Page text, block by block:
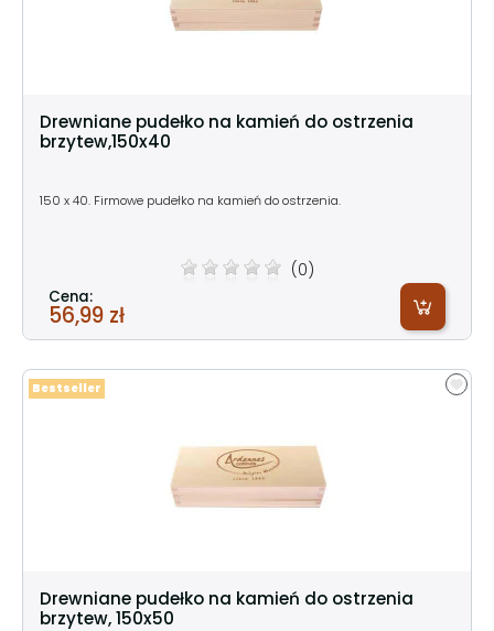
Drewniane pudełko na kamień do ostrzenia
brzytew,150x40
150 x 40. Firmowe pudełko na kamień do ostrzenia.
(0)
Cena:
56,99 zł
Drewniane pudełko na kamień do ostrzenia
brzytew, 150x50
Bestseller